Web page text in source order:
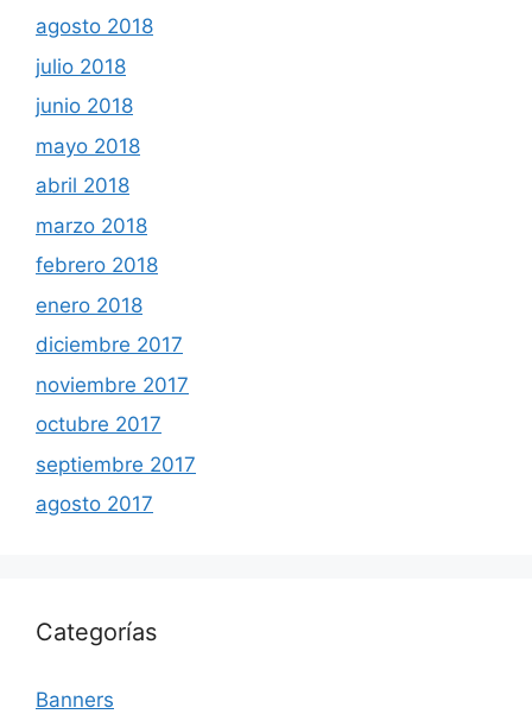
agosto 2018
julio 2018
junio 2018
mayo 2018
abril 2018
marzo 2018
febrero 2018
enero 2018
diciembre 2017
noviembre 2017
octubre 2017
septiembre 2017
agosto 2017
Categorías
Banners